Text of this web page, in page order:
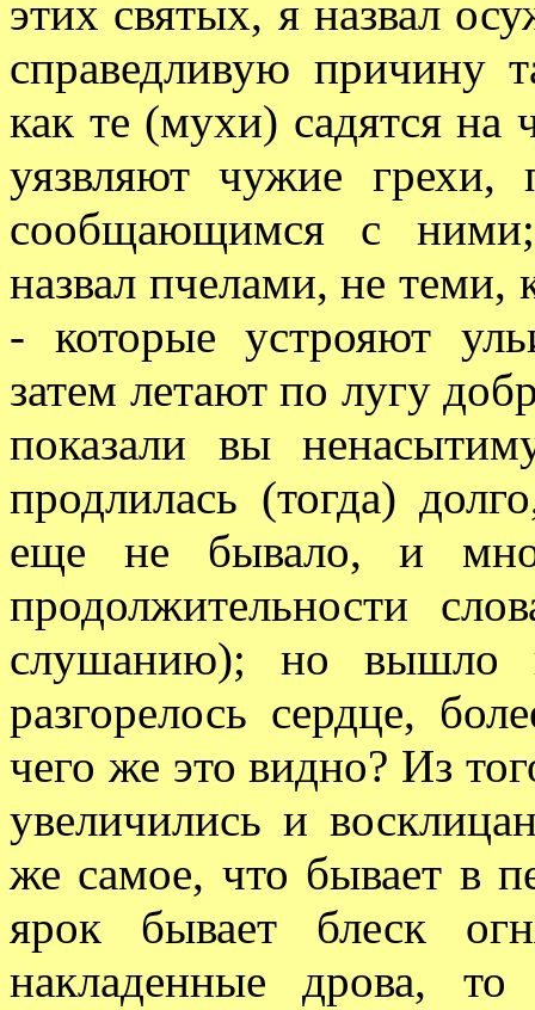
этих святых, я назвал
справедливую причину
как те (мухи) садятся
уязвляют чужие грехи,
сообщающимся с
назвал пчелами, не
- которые устрояют
затем летают по лугу
показали вы
продлилась (тогда)
еще не бывало, и
продолжительности
слушанию); но вышло
разгорелось сердце,
чего же это видно? Из
увеличились и
же самое, что бывает в
ярок бывает блеск
накладенные дрова,